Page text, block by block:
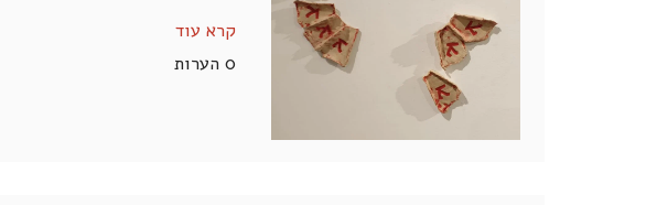
קרא עוד
0 הערות